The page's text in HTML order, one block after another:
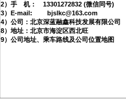
2）手 机： 13301272832 (微信同号)
3）E-mail: bjslkc@163.com
4）公司：北京深蓝融鑫科技发展有限公司
8）地址：北京市海淀区西北旺
9）公司地址、乘车路线及公司位置地图